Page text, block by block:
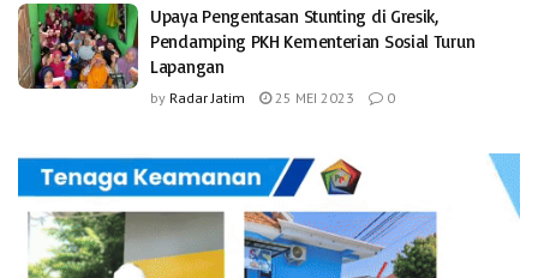
Upaya Pengentasan Stunting di Gresik,
Pendamping PKH Kementerian Sosial Turun
Lapangan
by Radar Jatim 25 MEI 2023 0